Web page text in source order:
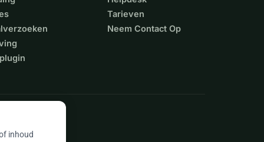
Tarieven
Neem Contact Op
inhoud